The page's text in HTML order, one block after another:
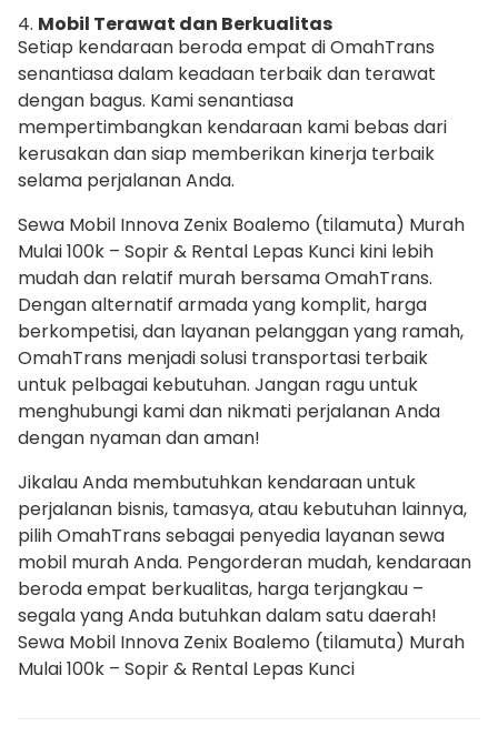
4. Mobil Terawat dan Berkualitas
Setiap kendaraan beroda empat di OmahTrans
senantiasa dalam keadaan terbaik dan terawat
dengan bagus. Kami senantiasa
mempertimbangkan kendaraan kami bebas dari
kerusakan dan siap memberikan kinerja terbaik
selama perjalanan Anda.
Sewa Mobil Innova Zenix Boalemo (tilamuta) Murah
Mulai 100k – Sopir & Rental Lepas Kunci kini lebih
mudah dan relatif murah bersama OmahTrans.
Dengan alternatif armada yang komplit, harga
berkompetisi, dan layanan pelanggan yang ramah,
OmahTrans menjadi solusi transportasi terbaik
untuk pelbagai kebutuhan. Jangan ragu untuk
menghubungi kami dan nikmati perjalanan Anda
dengan nyaman dan aman!
Jikalau Anda membutuhkan kendaraan untuk
perjalanan bisnis, tamasya, atau kebutuhan lainnya,
pilih OmahTrans sebagai penyedia layanan sewa
mobil murah Anda. Pengorderan mudah, kendaraan
beroda empat berkualitas, harga terjangkau –
segala yang Anda butuhkan dalam satu daerah!
Sewa Mobil Innova Zenix Boalemo (tilamuta) Murah
Mulai 100k – Sopir & Rental Lepas Kunci